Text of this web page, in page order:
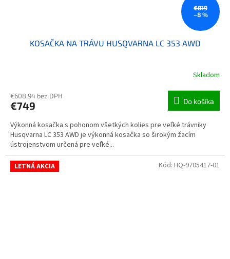
€819
–8 %
KOSAČKA NA TRÁVU HUSQVARNA LC 353 AWD
Skladom
€608,94 bez DPH
€749 Do košíka
Výkonná kosačka s pohonom všetkých kolies pre veľké trávniky
Husqvarna LC 353 AWD je výkonná kosačka so širokým žacím
ústrojenstvom určená pre veľké...
LETNÁ AKCIA Kód: HQ-9705417-01